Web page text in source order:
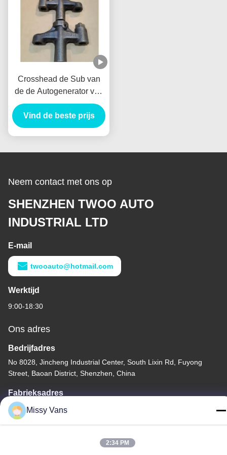
Crosshead de Sub van
de de Autogenerator van
Assy Alternator
VH137061080A Nieuw
Holland E385 E215 voor
Vind de beste prijs
Neem contact met ons op
SHENZHEN TWOO AUTO
INDUSTRIAL LTD
E-mail
twooauto@hotmail.com
Werktijd
9:00-18:30
Ons adres
Bedrijfadres
No 8028, Jincheng Industrial Center, South Lixin Rd, Fuyong
Street, Baoan District, Shenzhen, China
Fabrieksadres
Nr 1010, Zuiden Qiaohe Rd, Qiaotou, Fuyong, Bao'an-District,
Shenzhen, de VRC
Missy Vans
2:34 PM